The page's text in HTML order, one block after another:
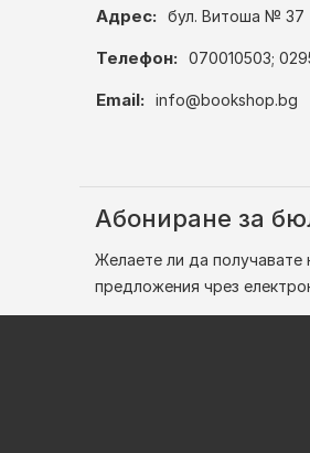
Адрес: бул. Витоша № 37
Телефон: 070010503;
Email: info@bookshop.bg
Абониране за
Желаете ли да
предложения чрез